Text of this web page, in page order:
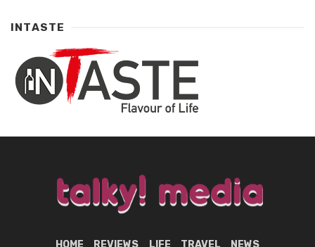
INTASTE
HOME REVIEWS LIFE TRAVEL NEWS